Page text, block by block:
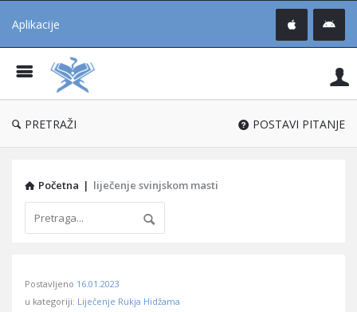
Aplikacije
®
PRETRAŽI POSTAVI PITANJE
Početna | liječenje svinjskom masti
Učene
Postavljeno 16.01.2023
u kategoriji: Liječenje Rukja Hidžama